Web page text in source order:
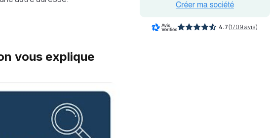
vous explique
4.7(1709 avis)